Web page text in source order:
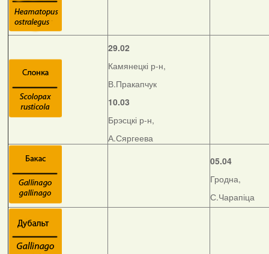
29.02
Камянецкі р-н,
В.Пракапчук
10.03
Брэсцкі р-н,
А.Сяргеева
05.04
Гродна,
С.Чарапіца